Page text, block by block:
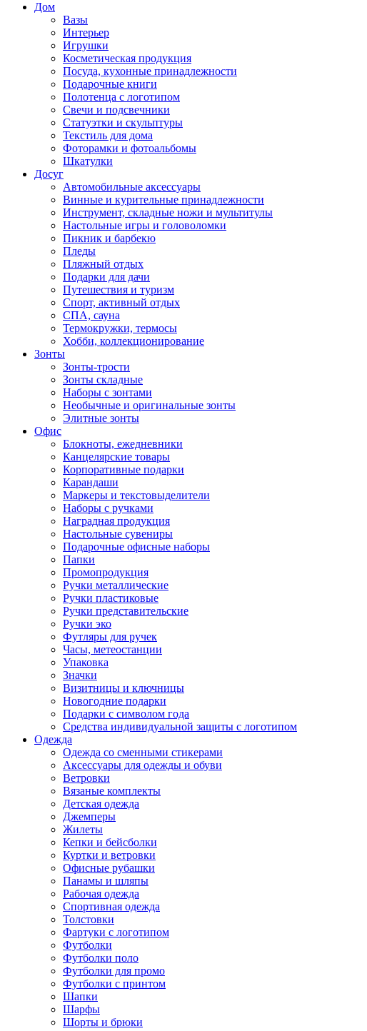
Дом
Вазы
Интерьер
Игрушки
Косметическая продукция
Посуда, кухонные принадлежности
Подарочные книги
Полотенца с логотипом
Свечи и подсвечники
Статуэтки и скульптуры
Текстиль для дома
Фоторамки и фотоальбомы
Шкатулки
Досуг
Автомобильные аксессуары
Винные и курительные принадлежности
Инструмент, складные ножи и мультитулы
Настольные игры и головоломки
Пикник и барбекю
Пледы
Пляжный отдых
Подарки для дачи
Путешествия и туризм
Спорт, активный отдых
СПА, сауна
Термокружки, термосы
Хобби, коллекционирование
Зонты
Зонты-трости
Зонты складные
Наборы с зонтами
Необычные и оригинальные зонты
Элитные зонты
Офис
Блокноты, ежедневники
Канцелярские товары
Корпоративные подарки
Карандаши
Маркеры и текстовыделители
Наборы с ручками
Наградная продукция
Настольные сувениры
Подарочные офисные наборы
Папки
Промопродукция
Ручки металлические
Ручки пластиковые
Ручки представительские
Ручки эко
Футляры для ручек
Часы, метеостанции
Упаковка
Значки
Визитницы и ключницы
Новогодние подарки
Подарки с символом года
Средства индивидуальной защиты с логотипом
Одежда
Одежда со сменными стикерами
Аксессуары для одежды и обуви
Ветровки
Вязаные комплекты
Детская одежда
Джемперы
Жилеты
Кепки и бейсболки
Куртки и ветровки
Офисные рубашки
Панамы и шляпы
Рабочая одежда
Спортивная одежда
Толстовки
Фартуки с логотипом
Футболки
Футболки поло
Футболки для промо
Футболки с принтом
Шапки
Шарфы
Шорты и брюки